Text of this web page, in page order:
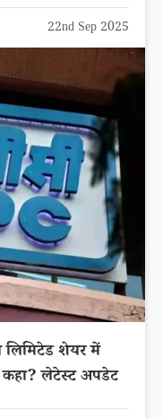
22nd Sep 2025
लिमिटेड शेयर में
लेटेस्ट अपडेट